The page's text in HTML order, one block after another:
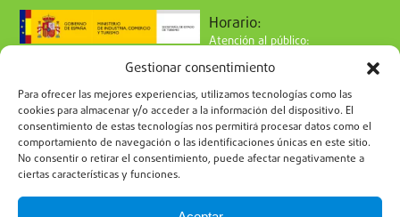
Gestionar consentimiento
Para ofrecer las mejores experiencias, utilizamos tecnologías como las
cookies para almacenar y/o acceder a la información del dispositivo. El
consentimiento de estas tecnologías nos permitirá procesar datos como el
comportamiento de navegación o las identificaciones únicas en este sitio.
No consentir o retirar el consentimiento, puede afectar negativamente a
ciertas características y funciones.
Horario:
Atención al público:
de 9 a 15h
Síguenos en redes:
Suscríbete a nuestro boletín